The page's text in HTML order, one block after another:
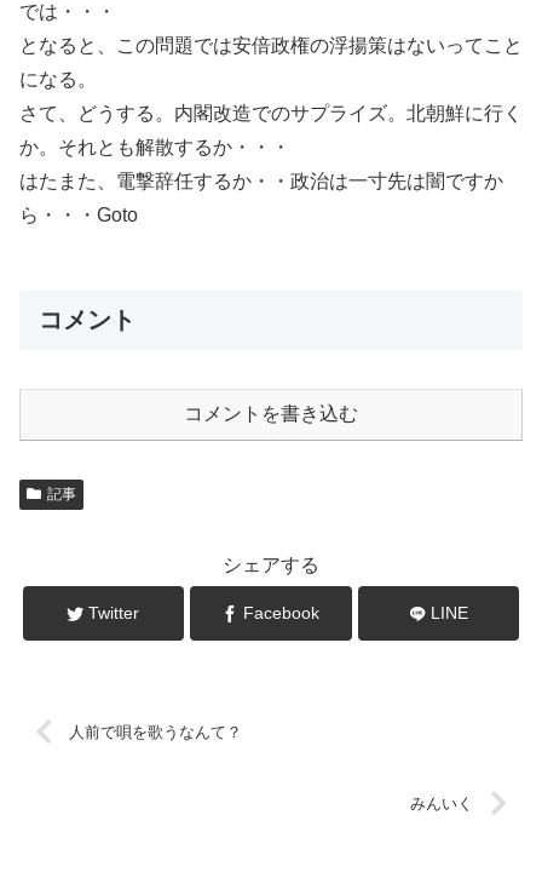
では・・・
となると、この問題では安倍政権の浮揚策はないってこと
になる。
さて、どうする。内閣改造でのサプライズ。北朝鮮に行く
か。それとも解散するか・・・
はたまた、電撃辞任するか・・政治は一寸先は闇ですか
ら・・・Goto
コメント
コメントを書き込む
記事
シェアする
Twitter Facebook LINE
人前で唄を歌うなんて？
みんいく